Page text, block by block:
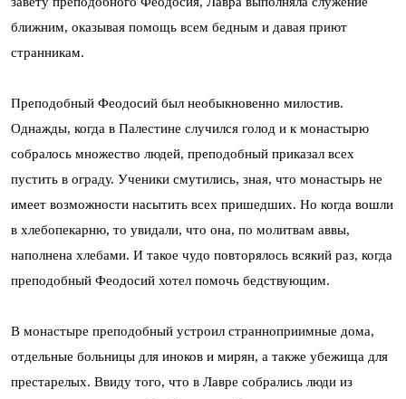
ближним, оказывая помощь всем бедным и давая приют
странникам.
Преподобный Феодосий был необыкновенно милостив.
Однажды, когда в Палестине случился голод и к монастырю
собралось множество людей, преподобный приказал всех
пустить в ограду. Ученики смутились, зная, что монастырь не
имеет возможности насытить всех пришедших. Но когда вошли
в хлебопекарню, то увидали, что она, по молитвам аввы,
наполнена хлебами. И такое чудо повторялось всякий раз, когда
преподобный Феодосий хотел помочь бедствующим.
В монастыре преподобный устроил странноприимные дома,
отдельные больницы для иноков и мирян, а также убежища для
престарелых. Ввиду того, что в Лавре собрались люди из